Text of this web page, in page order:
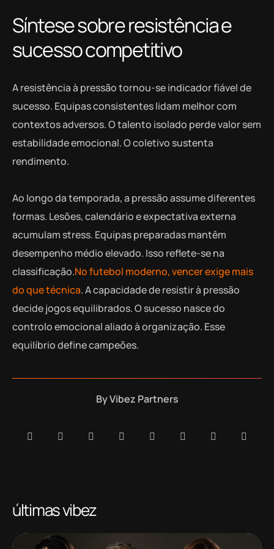
Síntese sobre resistência e
sucesso competitivo
A resistência à pressão tornou-se indicador fiável de
sucesso. Equipas consistentes lidam melhor com
contextos adversos. O talento isolado perde valor sem
estabilidade emocional. O coletivo sustenta
rendimento.
Ao longo da temporada, a pressão assume diferentes
formas. Lesões, calendário e expectativa externa
acumulam stress. Equipas preparadas mantêm
desempenho médio elevado. Isso reflete-se na
classificação.No futebol moderno, vencer exige mais
do que técnica. A capacidade de resistir à pressão
decide jogos equilibrados. O sucesso nasce do
controlo emocional aliado à organização. Esse
equilíbrio define campeões.
ByVibez Partners
últimas vibez